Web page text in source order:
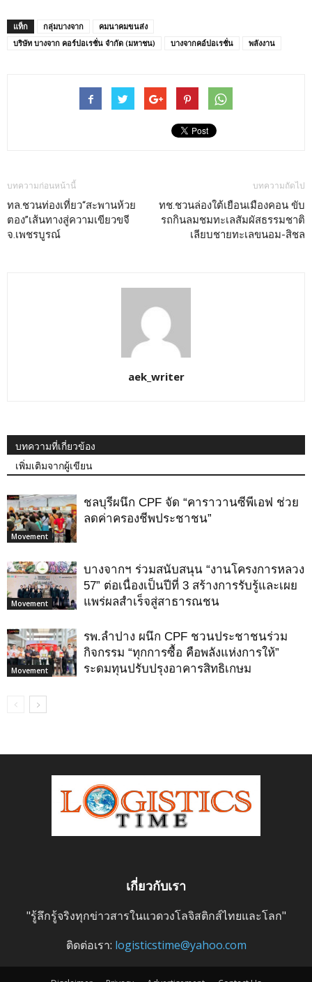
แท็ก กลุ่มบางจาก
คมนาคมขนส่ง
บริษัท บางจาก คอร์ปอเรชั่น จำกัด (มหาชน)
บางจากคอ์ปอเรชั่น พลังงาน
บทความก่อนหน้านี้
ทล.ชวนท่องเที่ยว“สะพานห้วย
ตอง”เส้นทางสู่ความเขียวขจี
จ.เพชรบูรณ์
บทความถัดไป
ทช.ชวนล่องใต้เยือนเมืองคอน ขับ
รถกินลมชมทะเลสัมผัสธรรมชาติ
เลียบชายทะเลขนอม-สิชล
aek_writer
บทความที่เกี่ยวข้อง
เพิ่มเติมจากผู้เขียน
Movement
ชลบุรีผนึก CPF จัด “คาราวานซีพีเอฟ ช่วย
ลดค่าครองชีพประชาชน”
Movement
บางจากฯ ร่วมสนับสนุน “งานโครงการหลวง
57” ต่อเนื่องเป็นปีที่ 3 สร้างการรับรู้และเผย
แพร่ผลสำเร็จสู่สาธารณชน
Movement
รพ.ลำปาง ผนึก CPF ชวนประชาชนร่วม
กิจกรรม “ทุกการซื้อ คือพลังแห่งการให้”
ระดมทุนปรับปรุงอาคารสิทธิเกษม
เกี่ยวกับเรา
"รู้ลึกรู้จริงทุกข่าวสารในแวดวงโลจิสติกส์ไทยและโลก"
ติดต่อเรา: logisticstime@yahoo.com